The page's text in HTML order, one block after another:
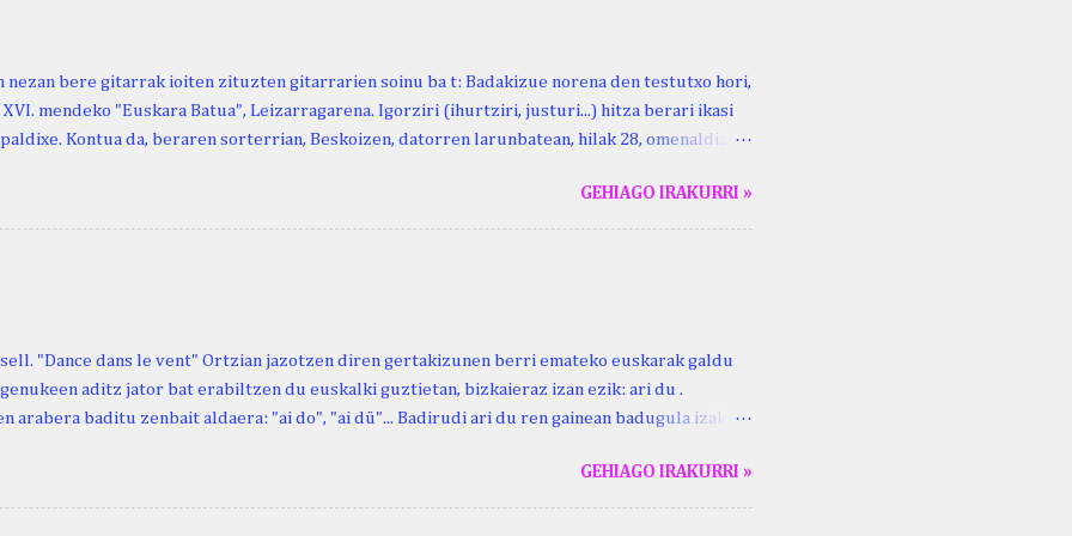
nezan bere gitarrak ioiten zituzten gitarrarien soinu ba t: Badakizue norena den testutxo hori,
XVI. mendeko "Euskara Batua", Leizarragarena. Igorziri (ihurtziri, justuri...) hitza berari ikasi
Kontua da, beraren sorterrian, Beskoizen, datorren larunbatean, hilak 28, omenaldia
berri. "Leizarraga egun" izeneko omenaldia antolatu dute. Hauxe duzue Kristinari Henri
programa: - 15.00 Ongi etorria (herriko jantegian). - Henrike Knörr: Leizarraga-
GEHIAGO IRAKURRI »
"Dance dans le vent" Ortzian jazotzen diren gertakizunen berri emateko euskarak galdu
aditz jator bat erabiltzen du euskalki guztietan, bizkaieraz izan ezik: ari du .
arabera baditu zenbait aldaera: "ai do", "ai dü"... Badirudi ari du ren gainean badugula izaki
ari du. (Euria). Mujika Josefa Martina . Neronek or-emen entzunak. Lodi ari du: ebi (euri)
Oñatibia Manuel . Bible Saindua. (Duvoisin). 1859. Ebiya bizitzen ari du .... Mujika Josefa
GEHIAGO IRAKURRI »